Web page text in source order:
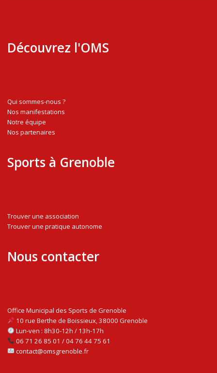
Découvrez l'OMS
Qui sommes-nous ?
Nos manifestations
Notre équipe
Nos partenaires
Sports à Grenoble
Trouver une association
Trouver une pratique autonome
Nous contacter
Office Municipal des Sports de Grenoble
10 rue Berthe de Boissieux, 38000 Grenoble
Lun-ven : 8h30-12h / 13h-17h
06 71 26 85 01 / 04 76 44 75 61
contact@omsgrenoble.fr